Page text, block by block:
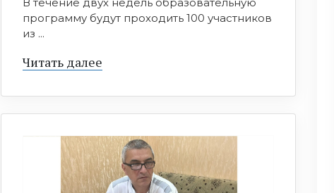
программу будут проходить 100 участников
из ...
Читать далее